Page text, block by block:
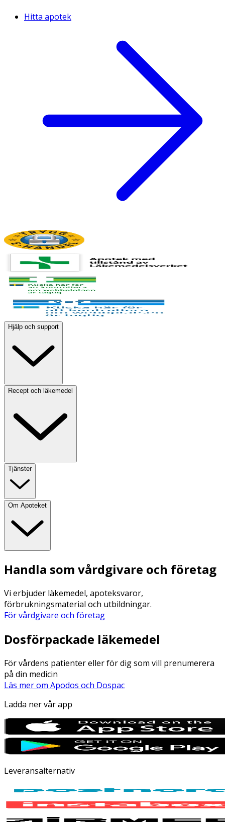
Hitta apotek
Hjälp och support
Recept och läkemedel
Tjänster
Om Apoteket
Handla som vårdgivare och företag
Vi erbjuder läkemedel, apoteksvaror,
förbrukningsmaterial och utbildningar.
För vårdgivare och företag
Dosförpackade läkemedel
För vårdens patienter eller för dig som vill prenumerera
på din medicin
Läs mer om Apodos och Dospac
Ladda ner vår app
Leveransalternativ